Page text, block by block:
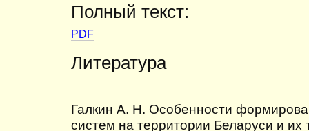
Полный текст:
PDF
Литература
Галкин А. Н. Особенности
систем на территории Беларуси и их